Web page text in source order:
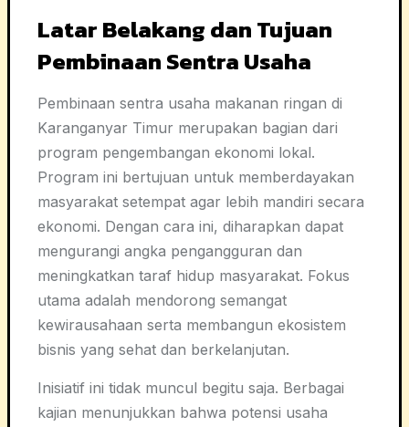
Latar Belakang dan Tujuan
Pembinaan Sentra Usaha
Pembinaan sentra usaha makanan ringan di
Karanganyar Timur merupakan bagian dari
program pengembangan ekonomi lokal.
Program ini bertujuan untuk memberdayakan
masyarakat setempat agar lebih mandiri secara
ekonomi. Dengan cara ini, diharapkan dapat
mengurangi angka pengangguran dan
meningkatkan taraf hidup masyarakat. Fokus
utama adalah mendorong semangat
kewirausahaan serta membangun ekosistem
bisnis yang sehat dan berkelanjutan.
Inisiatif ini tidak muncul begitu saja. Berbagai
kajian menunjukkan bahwa potensi usaha